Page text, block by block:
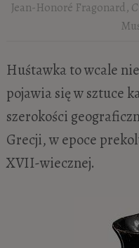
Jean-Honoré Fragonard,
Huśtawka to wcale
pojawia się w sztuce
szerokości
Grecji, w epoce
XVII-wiecznej.